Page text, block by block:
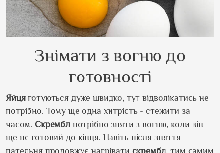
Знімати з вогню до
готовності
Яйцяготуються дуже швидко, тут відволікатись не
потрібно. Тому ще одна хитрість - стежити за
часом. Скрембл потрібно зняти з вогню, коли він
ще не готовий до кінця. Навіть після зняття
пательня продовжує нагрівати скрембл, тим самим